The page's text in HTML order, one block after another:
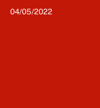
04/05/2022